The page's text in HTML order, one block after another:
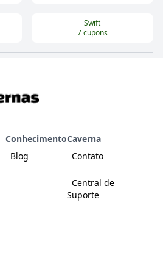
Swift
7cupons
Conhecimento
Blog
Caverna
Contato
Central de
Suporte